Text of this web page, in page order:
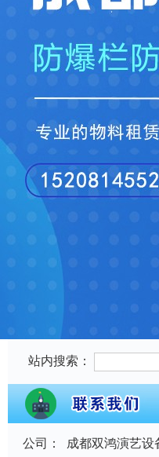
站内搜索：
公司：
成都双鸿演艺设